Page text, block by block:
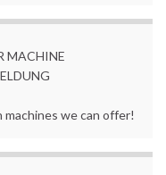
MACHINE
we can offer!